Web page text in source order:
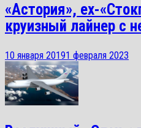
«Астория», ex-
круизный лайнер с
10 января 20191 февраля 2023